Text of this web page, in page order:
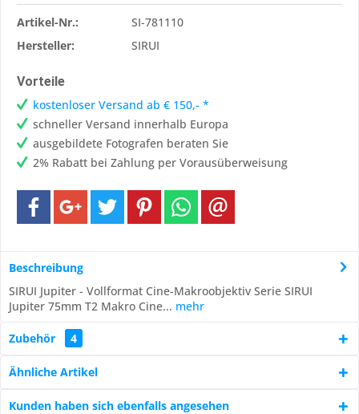
Artikel-Nr.:
SI-781110
Hersteller:
SIRUI
Vorteile
kostenloser Versand ab € 150,- *
schneller Versand innerhalb Europa
ausgebildete Fotografen beraten Sie
2% Rabatt bei Zahlung per Vorausüberweisung
Beschreibung
SIRUI Jupiter - Vollformat Cine-Makroobjektiv Serie SIRUI
Jupiter 75mm T2 Makro Cine... mehr
Zubehör 4
Ähnliche Artikel
Kunden haben sich ebenfalls angesehen